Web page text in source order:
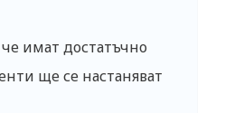
имат достатъчно
ще се настаняват